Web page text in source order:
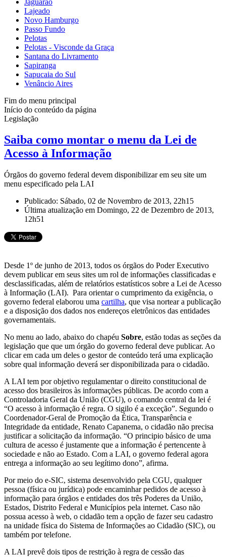
Lajeado
Novo Hamburgo
Passo Fundo
Pelotas
Pelotas - Visconde da Graça
Santana do Livramento
Sapiranga
Sapucaia do Sul
Venâncio Aires
Fim do menu principal
Início do conteúdo da página
Legislação
Saiba como montar o menu da Lei de
Acesso à Informação
Órgãos do governo federal devem disponibilizar em seu site um
menu especificado pela LAI
Publicado: Sábado, 02 de Novembro de 2013, 22h15
Última atualização em Domingo, 22 de Dezembro de 2013,
12h51
Desde 1º de junho de 2013, todos os órgãos do Poder Executivo
devem publicar em seus sites um rol de informações classificadas e
desclassificadas, além de relatórios estatísticos sobre a Lei de Acesso
à Informação (LAI). Para orientar o cumprimento da exigência, o
governo federal elaborou uma cartilha, que visa nortear a publicação
e a disposição dos dados nos endereços eletrônicos das entidades
governamentais.
No menu ao lado, abaixo do chapéu Sobre, estão todas as seções da
legislação que que um órgão do governo federal deve publicar. Ao
clicar em cada um deles o gestor de conteúdo terá uma explicação
sobre qual informação deverá ser disponibilizada para o cidadão.
A LAI tem por objetivo regulamentar o direito constitucional de
acesso dos brasileiros às informações públicas. De acordo com a
Controladoria Geral da União (CGU), o comando central da lei é
“O acesso à informação é regra. O sigilo é a exceção”. Segundo o
Coordenador-Geral de Promoção da Ética, Transparência e
Integridade da entidade, Renato Capanema, o cidadão não precisa
justificar a solicitação da informação. “O principio básico de uma
cultura de acesso é justamente que a informação é pertencente à
sociedade e não ao Estado. Com a LAI, o governo federal agora
entrega a informação ao seu legítimo dono”, afirma.
Por meio do e-SIC, sistema desenvolvido pela CGU, qualquer
pessoa (física ou jurídica) pode encaminhar pedidos de acesso à
informação para órgãos e entidades dos três Poderes da União,
Estados, Distrito Federal e Municípios pela internet. Caso não
possua acesso à web, o cidadão tem a opção de fazer seu cadastro
na unidade física do Sistema de Informações ao Cidadão (SIC), ou
também por telefone.
A LAI prevê dois tipos de restrição à regra de cessão das